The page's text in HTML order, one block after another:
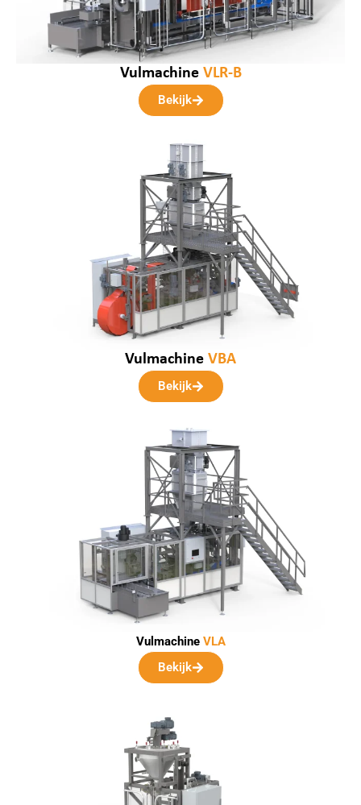
Vulmachine VLR-B
Bekijk
Vulmachine VBA
Bekijk
Vulmachine VLA
Bekijk